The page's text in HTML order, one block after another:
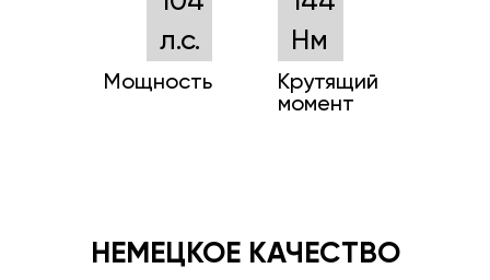
л.с.
Мощность
Нм
Крутящий
момент
НЕМЕЦКОЕ КАЧЕСТВО